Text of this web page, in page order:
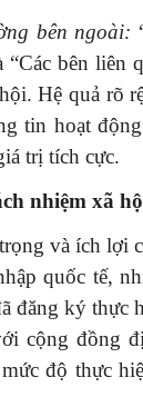
bên ngoài:
bên liên
Hệ quả rõ
tin hoạt
trị tích cực.
nhiệm xã
và ích lợi
quốc tế,
đăng ký thực
cộng đồng
độ thực